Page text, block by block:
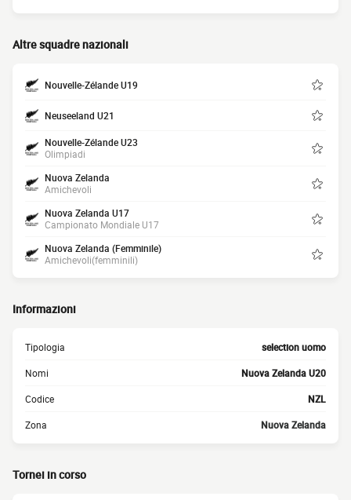
Altre squadre nazionali
Nouvelle-Zélande U19
Neuseeland U21
Nouvelle-Zélande U23
Olimpiadi
Nuova Zelanda
Amichevoli
Nuova Zelanda U17
Campionato Mondiale U17
Nuova Zelanda (Femminile)
Amichevoli(femminili)
Informazioni
Tipologia selection uomo
Nomi Nuova Zelanda U20
Codice NZL
Zona Nuova Zelanda
Tornei in corso